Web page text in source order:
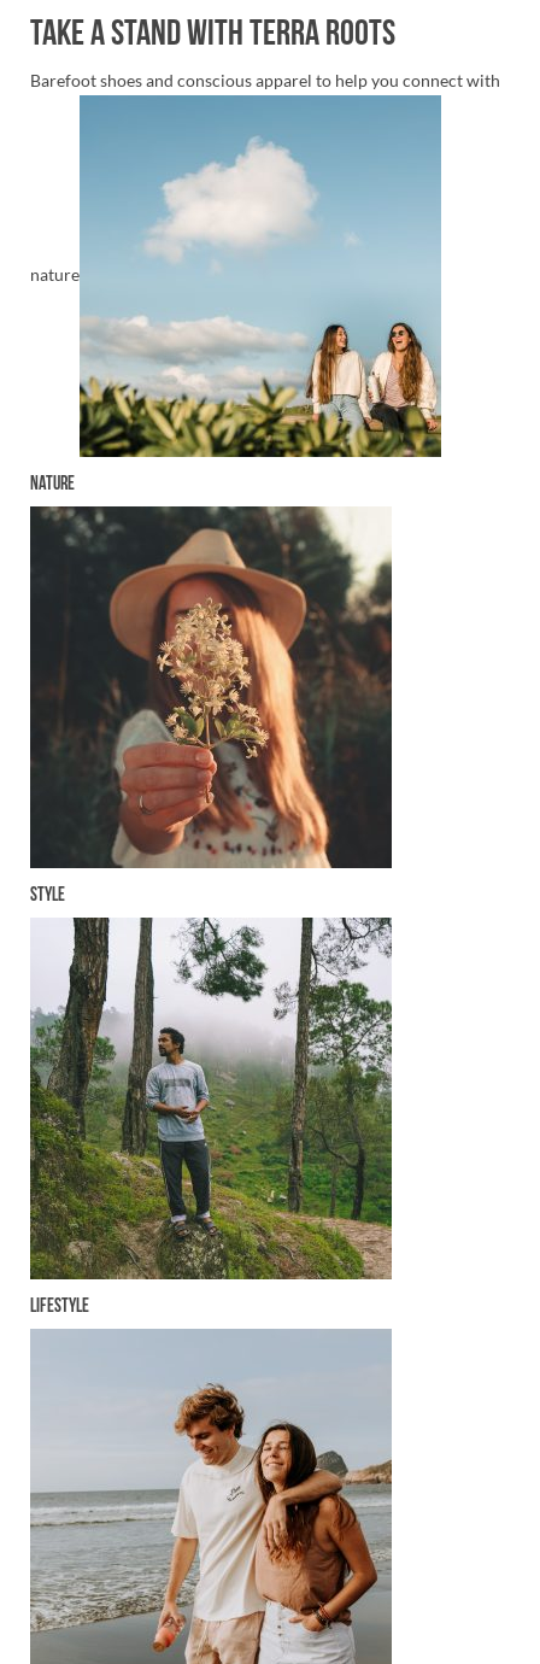
Take a Stand with Terra Roots
Barefoot shoes and conscious apparel to help you connect with
nature
Nature
Style
Lifestyle